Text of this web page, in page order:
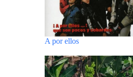
A por ellos